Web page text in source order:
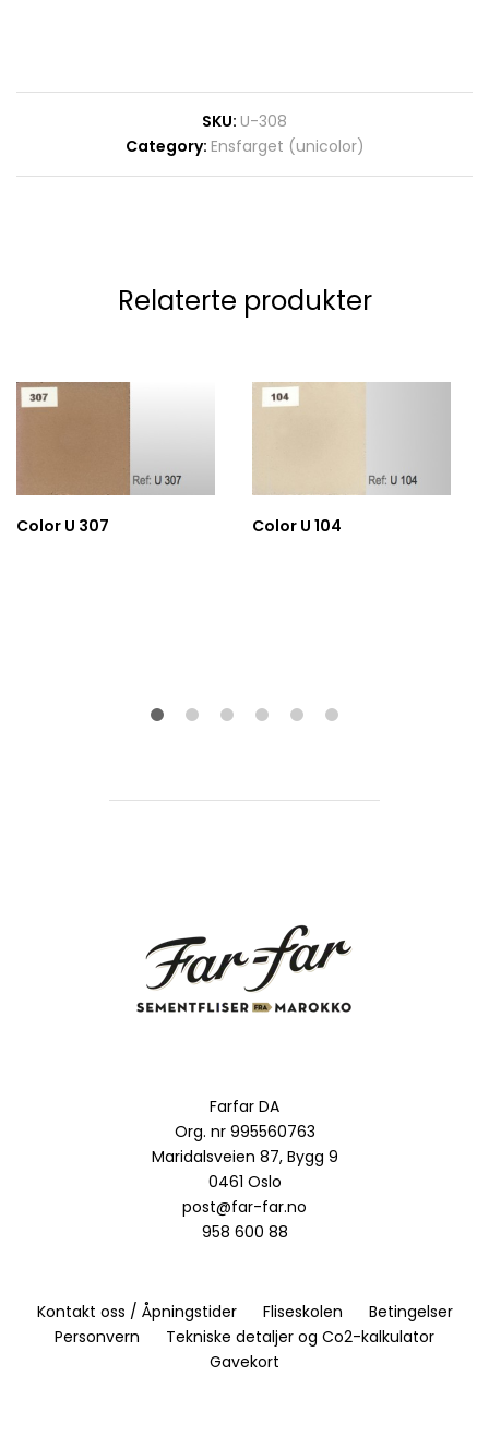
SKU: U-308
Category: Ensfarget (unicolor)
Relaterte produkter
Color U 307 Color U 104
Farfar DA
Org. nr 995560763
Maridalsveien 87, Bygg 9
0461 Oslo
post@far-far.no
958 600 88
Kontakt oss / Åpningstider Fliseskolen
Betingelser
Personvern
Tekniske detaljer og Co2-kalkulator
Gavekort